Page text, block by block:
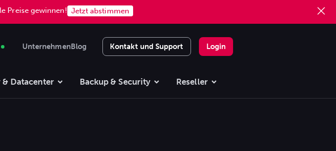
Preise gewinnen! Jetzt abstimmen
UnternehmenBlog Kontakt und Support Login
& Datacenter Backup & Security Reseller